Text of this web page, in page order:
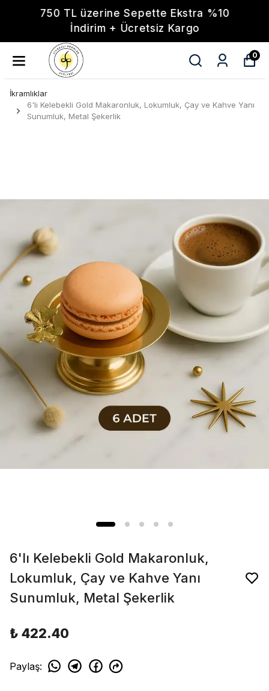
750 TL üzerine Sepette Ekstra %10
İndirim + Ücretsiz Kargo
0
İkramlıklar
6'lı Kelebekli Gold Makaronluk, Lokumluk, Çay ve Kahve Yanı
Sunumluk, Metal Şekerlik
6'lı Kelebekli Gold Makaronluk,
Lokumluk, Çay ve Kahve Yanı
Sunumluk, Metal Şekerlik
₺ 422.40
Paylaş: